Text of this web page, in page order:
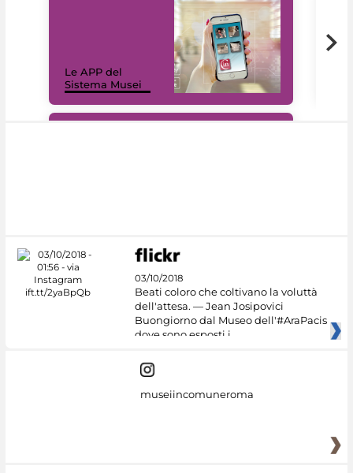
Le APP del
Sistema Musei
03/10/2018
Beati coloro che coltivano la voluttà
dell'attesa. — Jean Josipovici
Buongiorno dal Museo dell'#AraPacis
dove sono esposti i
museiincomuneroma